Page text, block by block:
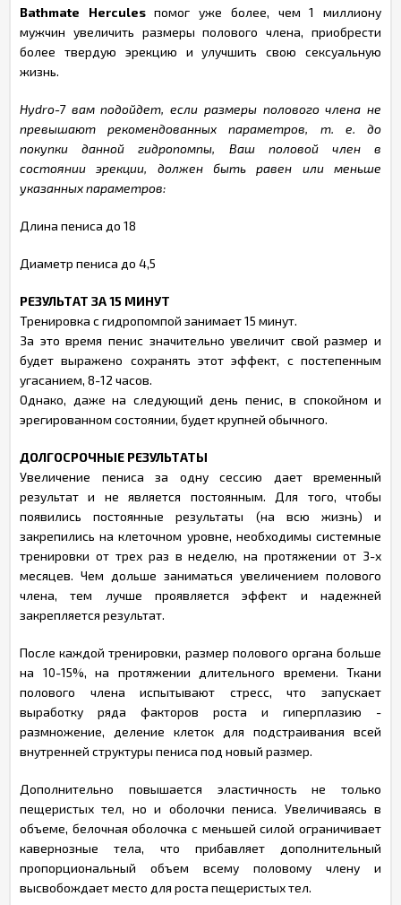
Bathmate Herculesпомог уже более, чем 1 миллиону
мужчин увеличить размеры полового члена, приобрести
более твердую эрекцию и улучшить свою сексуальную
жизнь.
Hydro-7 вам подойдет, если размеры полового члена не
превышают рекомендованных параметров, т. е. до
покупки данной гидропомпы, Ваш половой член в
состоянии эрекции, должен быть равен или меньше
указанных параметров:
Длина пениса до 18
Диаметр пениса до 4,5
РЕЗУЛЬТАТ ЗА 15 МИНУТ
Тренировка с гидропомпой занимает 15 минут.
За это время пенис значительно увеличит свой размер и
будет выражено сохранять этот эффект, с постепенным
угасанием, 8-12 часов.
Однако, даже на следующий день пенис, в спокойном и
эрегированном состоянии, будет крупней обычного.
ДОЛГОСРОЧНЫЕ РЕЗУЛЬТАТЫ
Увеличение пениса за одну сессию дает временный
результат и не является постоянным. Для того, чтобы
появились постоянные результаты (на всю жизнь) и
закрепились на клеточном уровне, необходимы системные
тренировки от трех раз в неделю, на протяжении от 3-х
месяцев. Чем дольше заниматься увеличением полового
члена, тем лучше проявляется эффект и надежней
закрепляется результат.
После каждой тренировки, размер полового органа больше
на 10-15%, на протяжении длительного времени. Ткани
полового члена испытывают стресс, что запускает
выработку ряда факторов роста и гиперплазию -
размножение, деление клеток для подстраивания всей
внутренней структуры пениса под новый размер.
Дополнительно повышается эластичность не только
пещеристых тел, но и оболочки пениса. Увеличиваясь в
объеме, белочная оболочка с меньшей силой ограничивает
кавернозные тела, что прибавляет дополнительный
пропорциональный объем всему половому члену и
высвобождает место для роста пещеристых тел.